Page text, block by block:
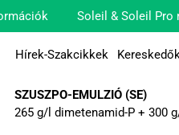
Soleil & Soleil Pro
Hírek-Szakcikkek
SZUSZPO-EMULZIÓ (SE)
265 g/l dimetenamid-P + 300